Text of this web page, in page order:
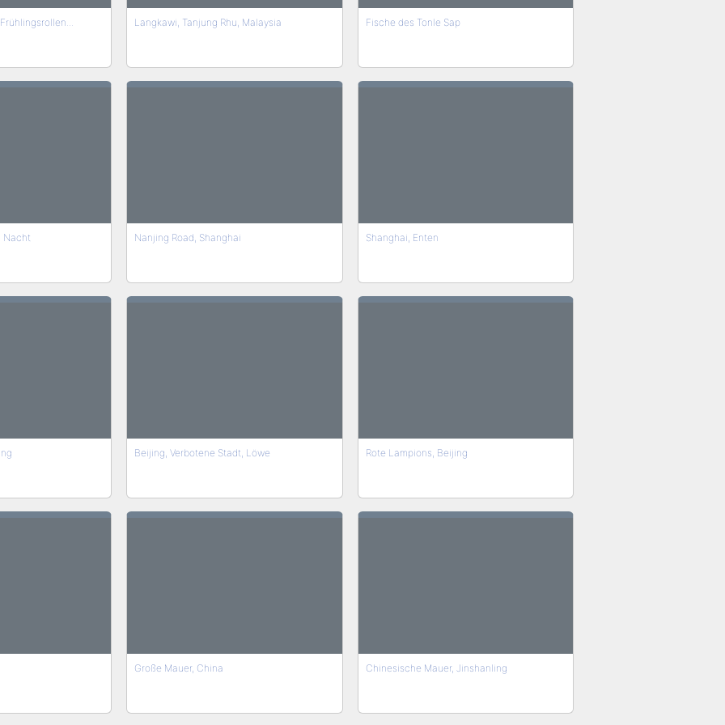
Langkawi, Tanjung Rhu, Malaysia Fische des Tonle Sap
Nacht Nanjing Road, Shanghai Shanghai, Enten
Beijing, Verbotene Stadt, Löwe Rote Lampions, Beijing
Große Mauer, China Chinesische Mauer, Jinshanling